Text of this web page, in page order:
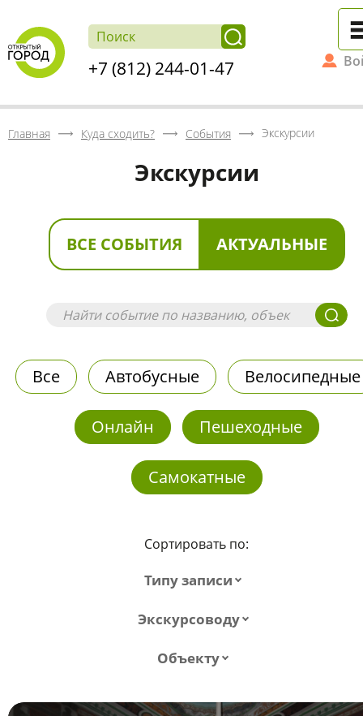
+7 (812) 244-01-47
Главная Куда сходить? События Экскурсии
Экскурсии
ВСЕ СОБЫТИЯ АКТУАЛЬНЫЕ
Все Автобусные Велосипедные
Онлайн Пешеходные
Самокатные
Сортировать по:
Типу записи
Экскурсоводу
Объекту